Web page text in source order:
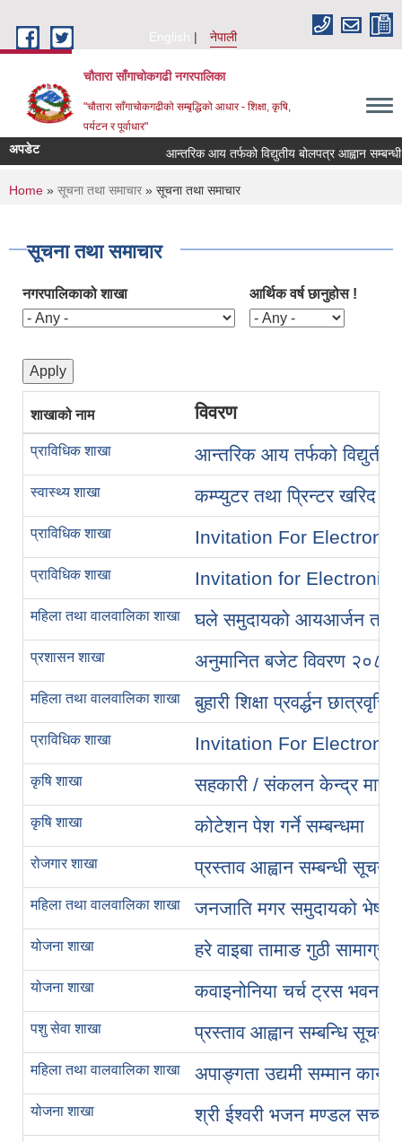
English
नेपाली
चौतारा साँगाचोकगढी नगरपालिका
"चौतारा साँगाचोकगढीको सम्बृद्धिको आधार - शिक्षा, कृषि,
पर्यटन र पूर्वाधार"
अपडेट आन्तरिक आय तर्फको विद्युतीय बोलपत्र आह्वान सम्बन्धी
You are here
Home » सूचना तथा समाचार » सूचना तथा समाचार
सूचना तथा समाचार
नगरपालिकाको शाखा आर्थिक वर्ष छानुहोस !
शाखाको नाम विवरण
प्राविधिक शाखा आन्तरिक आय तर्फको
स्वास्थ्य शाखा कम्प्युटर तथा प्रिन्टर खरिद
प्राविधिक शाखा Invitation For
प्राविधिक शाखा Invitation for Electronic
महिला तथा वालवालिका शाखा घले समुदायको आयआर्जन तथा
प्रशासन शाखा अनुमानित बजेट विवरण
महिला तथा वालवालिका शाखा बुहारी शिक्षा प्रवर्द्धन
प्राविधिक शाखा Invitation For
कृषि शाखा सहकारी / संकलन केन्द्र मार्फत
कृषि शाखा कोटेशन पेश गर्ने सम्बन्धमा
रोजगार शाखा प्रस्ताव आह्वान सम्बन्धी सूचना
महिला तथा वालवालिका शाखा जनजाति मगर समुदायको
योजना शाखा हरे वाइबा तामाङ गुठी
योजना शाखा कवाइनोनिया चर्च ट्रस भवन
पशु सेवा शाखा प्रस्ताव आह्वान सम्बन्धि सूचना
महिला तथा वालवालिका शाखा अपाङ्गता उद्यमी सम्मान
योजना शाखा श्री ईश्वरी भजन मण्डल